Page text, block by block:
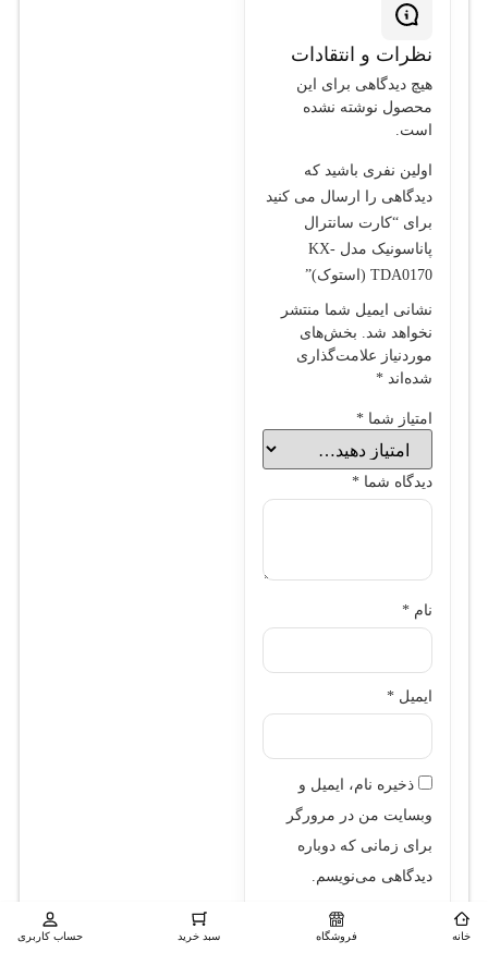
نظرات و انتقادات
هیچ دیدگاهی برای این
محصول نوشته نشده
است.
اولین نفری باشید که
دیدگاهی را ارسال می کنید
برای “کارت سانترال
پاناسونیک مدل KX-
TDA0170 (استوک)”
نشانی ایمیل شما منتشر
نخواهد شد. بخش‌های
موردنیاز علامت‌گذاری
شده‌اند *
امتیاز شما *
دیدگاه شما *
نام *
ایمیل *
ذخیره نام، ایمیل و
وبسایت من در مرورگر
برای زمانی که دوباره
دیدگاهی می‌نویسم.
خانه فروشگاه سبد خرید حساب کاربری